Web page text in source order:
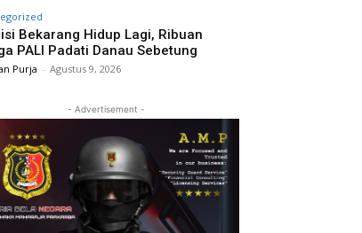
Bekarang Hidup Lagi, Ribuan
PALI Padati Danau Sebetung
Purja - Agustus 9, 2026
- Advertisement -